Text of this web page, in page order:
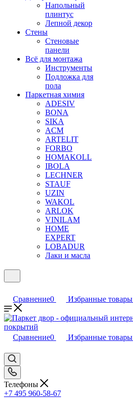
Напольный
плинтус
Лепной декор
Стены
Стеновые
панели
Всё для монтажа
Инструменты
Подложка для
пола
Паркетная химия
ADESIV
BONA
SIKA
ACM
ARTELIT
FORBO
HOMAKOLL
IBOLA
LECHNER
STAUF
UZIN
WAKOL
ARLOK
VINILAM
HOME
EXPERT
LOBADUR
Лаки и масла
Сравнение0 Избранные товары
Сравнение0 Избранные товары
Телефоны
+7 495 960-58-67